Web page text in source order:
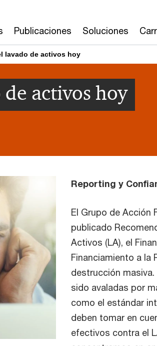
Publicaciones Soluciones
lavado de activos hoy
activos hoy
Reporting y
El Grupo de Acción
publicado
Activos (LA), el
Financiamiento a la
destrucción masiva.
sido avaladas por
como el estándar
deben tomar en
efectivos contra el